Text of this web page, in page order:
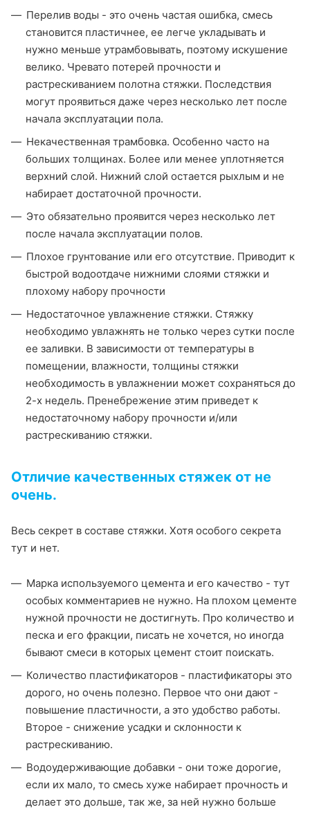
Перелив воды - это очень частая ошибка, смесь
становится пластичнее, ее легче укладывать и
нужно меньше утрамбовывать, поэтому искушение
велико. Чревато потерей прочности и
растрескиванием полотна стяжки. Последствия
могут проявиться даже через несколько лет после
начала эксплуатации пола.
Некачественная трамбовка. Особенно часто на
больших толщинах. Более или менее уплотняется
верхний слой. Нижний слой остается рыхлым и не
набирает достаточной прочности.
Это обязательно проявится через несколько лет
после начала эксплуатации полов.
Плохое грунтование или его отсутствие. Приводит к
быстрой водоотдаче нижними слоями стяжки и
плохому набору прочности
Недостаточное увлажнение стяжки. Стяжку
необходимо увлажнять не только через сутки после
ее заливки. В зависимости от температуры в
помещении, влажности, толщины стяжки
необходимость в увлажнении может сохраняться до
2-х недель. Пренебрежение этим приведет к
недостаточному набору прочности и/или
растрескиванию стяжки.
Отличие качественных стяжек от не
очень.
Весь секрет в составе стяжки. Хотя особого секрета
тут и нет.
Марка используемого цемента и его качество - тут
особых комментариев не нужно. На плохом цементе
нужной прочности не достигнуть. Про количество и
песка и его фракции, писать не хочется, но иногда
бывают смеси в которых цемент стоит поискать.
Количество пластификаторов - пластификаторы это
дорого, но очень полезно. Первое что они дают -
повышение пластичности, а это удобство работы.
Второе - снижение усадки и склонности к
растрескиванию.
Водоудерживающие добавки - они тоже дорогие,
если их мало, то смесь хуже набирает прочность и
делает это дольше, так же, за ней нужно больше